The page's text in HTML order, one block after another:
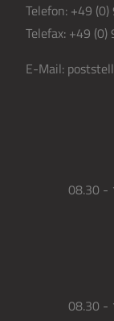
Telefon: +49
Telefax: +49
E-Mail:
08.30 -
08.30 -